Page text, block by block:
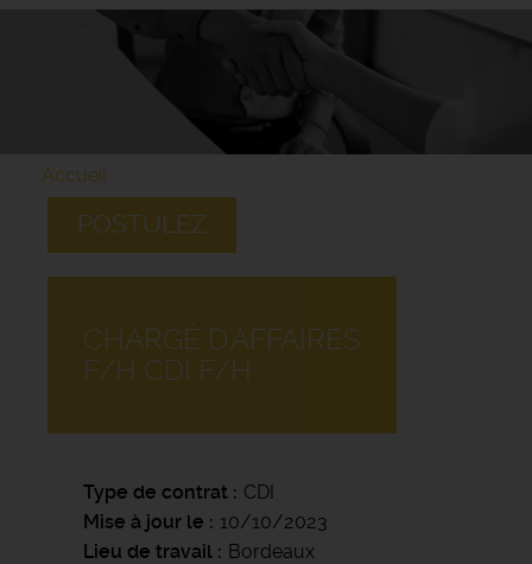
Accueil
POSTULEZ
CHARGÉ D'AFFAIRES
F/H CDI F/H
Type de contrat
CDI
Mise à jour le
10/10/2023
Lieu de travail
Bordeaux